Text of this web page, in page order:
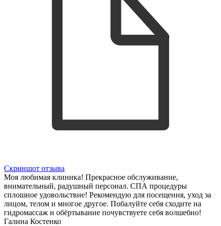
Скриншот отзыва
Моя любимая клиника! Прекрасное обслуживание,
внимательный, радушный персонал. СПА процедуры
сплошное удовольствие! Рекомендую для посещения, уход за
лицом, телом и многое другое. Побалуйте себя сходите на
гидромассаж и обёртывание почувствуете себя волшебно!
Галина Костенко